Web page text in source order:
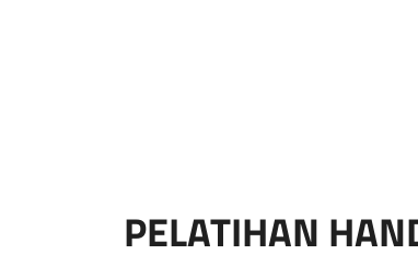
PELATIHAN